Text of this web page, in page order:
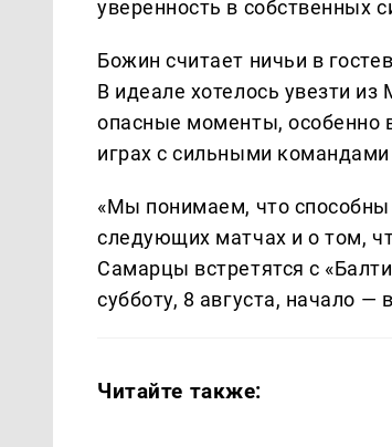
уверенность в собственных
Божин считает ничьи в
В идеале хотелось увезти
опасные моменты, особенно
играх с сильными
«Мы понимаем, что
следующих матчах и о том,
Самарцы встретятся с
субботу, 8 августа, начало —
Читайте также: